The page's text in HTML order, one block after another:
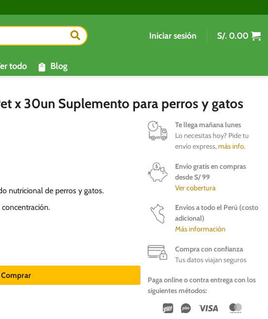
Iniciar sesión S/. 0.00
todo Blog
x 30un Suplemento para perros y gatos
nutricional de perros y gatos.
para perros y gatos cantidad
Comprar
Te llega mañana lunes
Lo necesitas hoy? Pide tu
envío express,más info.
Envío gratis en compras
desde S/ 99
Ver cobertura
Envíos a todo el Perú (costo
adicional)
Más información
Compra con confianza
Tus datos viajan seguros
Paga online o contra entrega con los
siguientes métodos:
Wirecard
Vipps Visa